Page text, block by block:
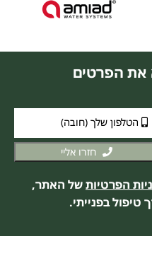
את הפרטים
חזרו אליי
הפרטיות של האתר,
בפנייתי.